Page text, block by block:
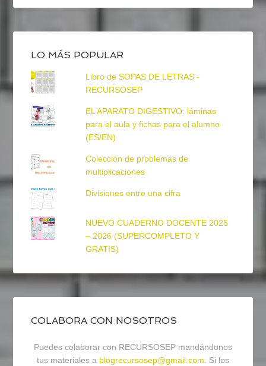
LO MÁS POPULAR
Libro de SOPAS DE LETRAS -
RECURSOSEP
EL APARATO DIGESTIVO: láminas
para el aula y fichas para el alumno
(ES/EN)
Colección de problemas de
multiplicaciones
Divisiones entre una cifra
NUEVO CUADERNO DOCENTE 2025
– 2026 (SUPERCOMPLETO Y
GRATIS)
COLABORA CON NOSOTROS
Puedes colaborar con RECURSOSEP mandándonos
tus materiales a blogrecursosep@gmail.com. Si los